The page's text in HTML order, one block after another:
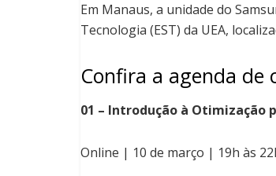
Em Manaus, a unidade do
Tecnologia (EST) da UEA,
Confira a agenda de
01 – Introdução à Otimização
Online | 10 de março | 19h às